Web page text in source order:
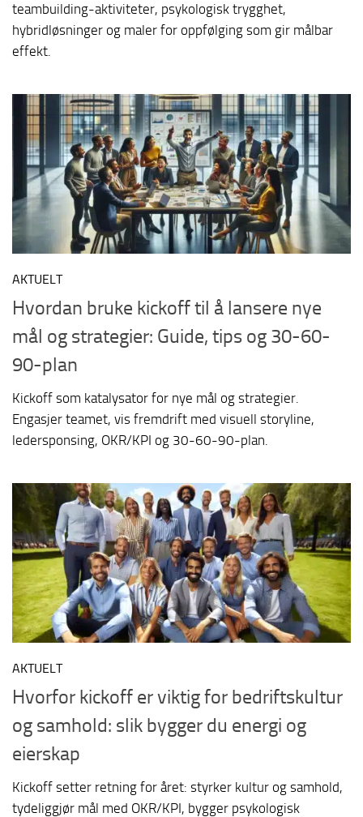
teambuilding-aktiviteter, psykologisk trygghet,
hybridløsninger og maler for oppfølging som gir målbar
effekt.
AKTUELT
Hvordan bruke kickoff til å lansere nye
mål og strategier: Guide, tips og 30-60-
90-plan
Kickoff som katalysator for nye mål og strategier.
Engasjer teamet, vis fremdrift med visuell storyline,
ledersponsing, OKR/KPI og 30-60-90-plan.
AKTUELT
Hvorfor kickoff er viktig for bedriftskultur
og samhold: slik bygger du energi og
eierskap
Kickoff setter retning for året: styrker kultur og samhold,
tydeliggjør mål med OKR/KPI, bygger psykologisk